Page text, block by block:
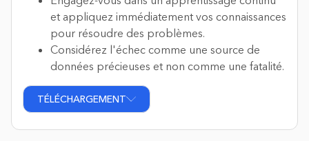
et appliquez immédiatement vos connaissances
pour résoudre des problèmes.
Considérez l'échec comme une source de
données précieuses et non comme une fatalité.
TÉLÉCHARGEMENT